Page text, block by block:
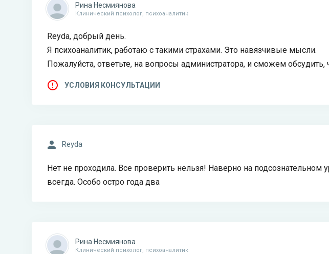
Рина Несмиянова
Клинический психолог, психоаналитик
Reyda, добрый день.
Я психоаналитик, работаю с такими страхами. Это навязчивые мысли.
Пожалуйста, ответьте, на вопросы администратора, и сможем
УСЛОВИЯ КОНСУЛЬТАЦИИ
Reyda
Нет не проходила. Все проверить нельзя! Наверно на подсознательном
всегда. Особо остро года два
Рина Несмиянова
Клинический психолог, психоаналитик